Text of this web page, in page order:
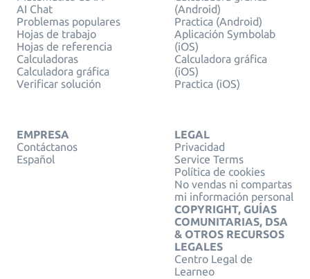
AI Chat
Problemas populares
Hojas de trabajo
Hojas de referencia
Calculadoras
Calculadora gráfica
Verificar solución
(Android)
Practica (Android)
Aplicación Symbolab
(iOS)
Calculadora gráfica
(iOS)
Practica (iOS)
EMPRESA
Contáctanos
Español
LEGAL
Privacidad
Service Terms
Política de cookies
No vendas ni compartas
mi información personal
COPYRIGHT, GUÍAS
COMUNITARIAS, DSA
& OTROS RECURSOS
LEGALES
Centro Legal de
Learneo